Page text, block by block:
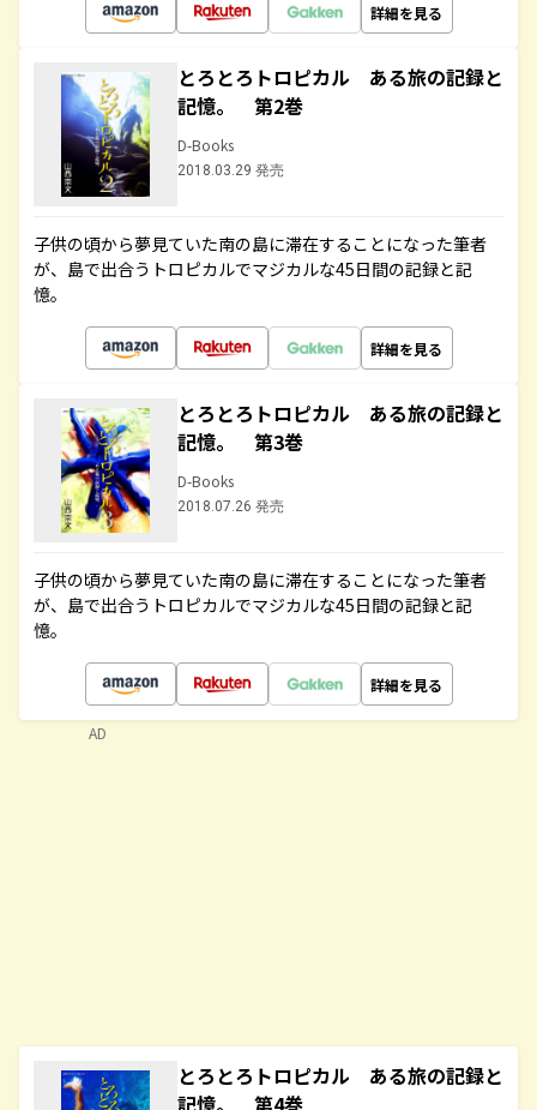
詳細を見る
とろとろトロピカル ある旅の記録と
記憶。 第2巻
D-Books
2018.03.29 発売
子供の頃から夢見ていた南の島に滞在することになった筆者
が、島で出合うトロピカルでマジカルな45日間の記録と記
憶。
詳細を見る
とろとろトロピカル ある旅の記録と
記憶。 第3巻
D-Books
2018.07.26 発売
子供の頃から夢見ていた南の島に滞在することになった筆者
が、島で出合うトロピカルでマジカルな45日間の記録と記
憶。
詳細を見る
とろとろトロピカル ある旅の記録と
記憶。 第4巻
AD